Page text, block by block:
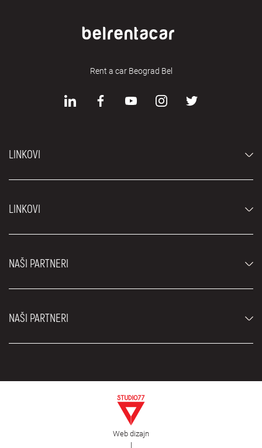
Rent a car Beograd Bel
LINKOVI
Luksuzni automobili
Cene
LINKOVI
Blog
O nama
NAŠI PARTNERI
Rent a car Beograd Royal
NAŠI PARTNERI
EDePro
Web dizajn
|